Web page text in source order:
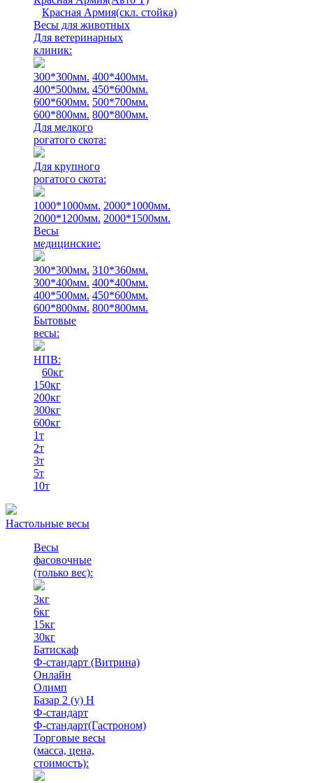
Красная Армия(скл. стойка)
Весы для животных
Для ветеринарных
клиник:
300*300мм. 400*400мм.
400*500мм. 450*600мм.
600*600мм. 500*700мм.
600*800мм. 800*800мм.
Для мелкого
рогатого скота:
Для крупного
рогатого скота:
1000*1000мм. 2000*1000мм.
2000*1200мм. 2000*1500мм.
Весы
медицинские:
300*300мм. 310*360мм.
300*400мм. 400*400мм.
400*500мм. 450*600мм.
600*800мм. 800*800мм.
Бытовые
весы:
НПВ:
60кг
150кг
200кг
300кг
600кг
1т
2т
3т
5т
10т
Настольные весы
Весы
фасовочные
(только вес):
3кг
6кг
15кг
30кг
Батискаф
Ф-стандарт (Витрина)
Онлайн
Олимп
Базар 2 (у) Н
Ф-стандарт
Ф-стандарт(Гастроном)
Торговые весы
(масса, цена,
стоимость):